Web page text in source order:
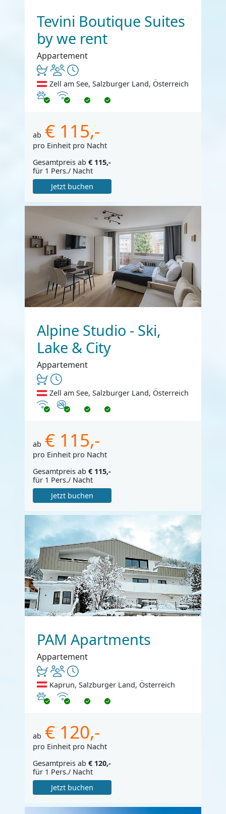
Tevini Boutique Suites
by we rent
Appartement
Zell am See, Salzburger Land, Österreich
Haustiere erlaubt
Internet
ab € 115,-
pro Einheit pro Nacht
Gesamtpreis ab € 115,-
für 1 Pers./ Nacht
Jetzt buchen
Alpine Studio - Ski,
Lake & City
Appartement
Zell am See, Salzburger Land, Österreich
InternetNichtraucher
ab € 115,-
pro Einheit pro Nacht
Gesamtpreis ab € 115,-
für 1 Pers./ Nacht
Jetzt buchen
PAM Apartments
Appartement
Kaprun, Salzburger Land, Österreich
Haustiere erlaubt
Internet
ab € 120,-
pro Einheit pro Nacht
Gesamtpreis ab € 120,-
für 1 Pers./ Nacht
Jetzt buchen